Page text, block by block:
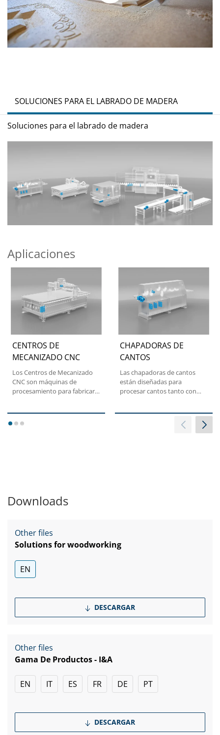
SOLUCIONES PARA EL LABRADO DE MADERA
Soluciones para el labrado de madera
Aplicaciones
CENTROS DE
MECANIZADO CNC
Los Centros de Mecanizado
CNC son máquinas de
procesamiento para fabricar
CHAPADORAS DE
CANTOS
Las chapadoras de cantos
están diseñadas para
procesar cantos tanto con
123
Downloads
Other files
Solutions for woodworking
EN
DESCARGAR
Other files
Gama De Productos - I&A
EN IT ES FR DE PT
DESCARGAR